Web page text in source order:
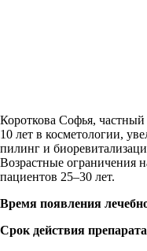
Короткова Софья, частный
10 лет в косметологии,
пилинг и
Возрастные ограничения
пациентов 25–30 лет.
Время появления
Срок действия